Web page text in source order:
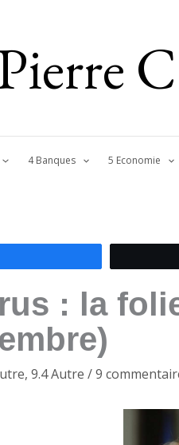
4 Banques 5 Economie
: la
, 9.4 Autre /9